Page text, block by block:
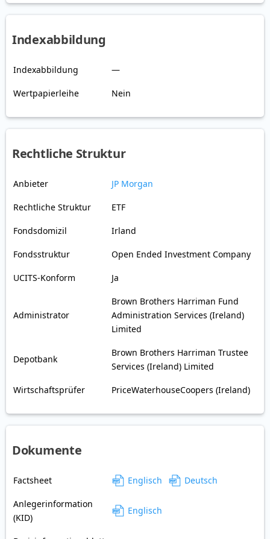
Indexabbildung
Indexabbildung —
Wertpapierleihe Nein
Rechtliche Struktur
Anbieter JP Morgan
Rechtliche Struktur ETF
Fondsdomizil Irland
Fondsstruktur Open Ended Investment Company
UCITS-Konform Ja
Administrator
Brown Brothers Harriman Fund
Administration Services (Ireland)
Limited
Depotbank
Brown Brothers Harriman Trustee
Services (Ireland) Limited
Wirtschaftsprüfer PriceWaterhouseCoopers (Ireland)
Dokumente
Factsheet Englisch Deutsch
Anlegerinformation
(KID)
Englisch